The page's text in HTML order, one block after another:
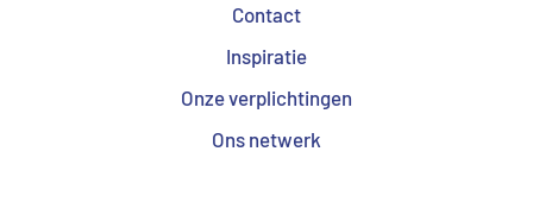
Contact
Inspiratie
Onze verplichtingen
Ons netwerk